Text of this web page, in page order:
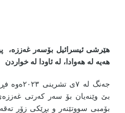
هێرشی ئیسرائیل بۆسەر غەززە،
هەیە لە هەوادا، لە ئاودا لە خواردن
جەنگ لە ٧ی
بێ وێنەیان بۆ سەر کەرتی غەززەی
بۆمبی سووتێنەر و بڕێکی زۆر